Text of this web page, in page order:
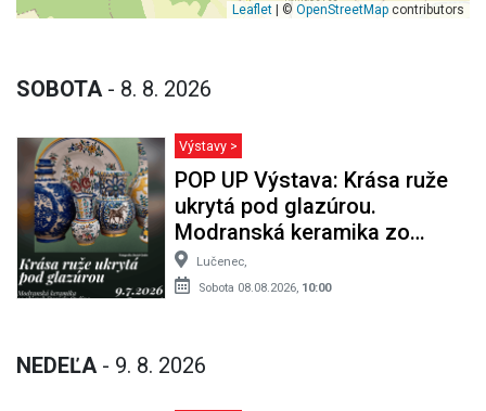
Leaflet | © OpenStreetMap contributors
SOBOTA - 8. 8. 2026
Výstavy >
POP UP Výstava: Krása ruže
ukrytá pod glazúrou.
Modranská keramika zo
zbierky Daniela Ozdína
Lučenec,
Sobota 08.08.2026, 10:00
NEDEĽA - 9. 8. 2026